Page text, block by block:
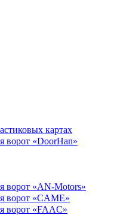
картах
ворот «DoorHan»
ворот «AN-Motors»
ворот «CAME»
ворот «FAAC»